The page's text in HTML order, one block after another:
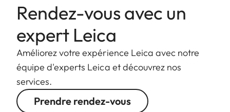
Rendez-vous avec un
expert Leica
Améliorez votre expérience Leica avec notre
équipe d'experts Leica et découvrez nos
services.
Prendre rendez-vous